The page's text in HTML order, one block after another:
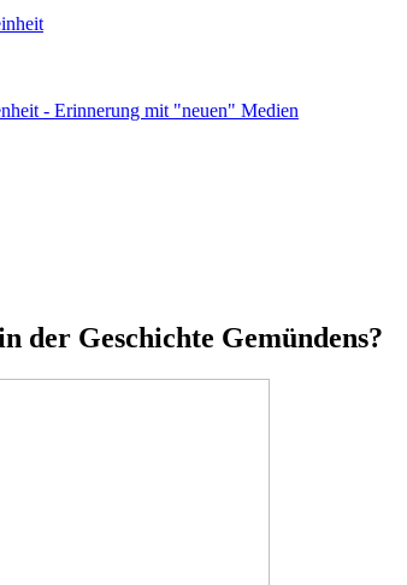
- Erinnerung mit "neuen" Medien
der Geschichte Gemündens?